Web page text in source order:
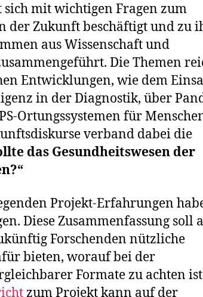
sich mit wichtigen Fragen zum
der Zukunft beschäftigt und zu
aus Wissenschaft und
Die Themen
Entwicklungen, wie dem
in der Diagnostik, über
Ortungssystemen für
verband dabei die
das Gesundheitswesen der
Projekt-Erfahrungen
Diese Zusammenfassung soll
Forschenden nützliche
bieten, worauf bei der
Formate zu achten
zum Projekt kann auf der